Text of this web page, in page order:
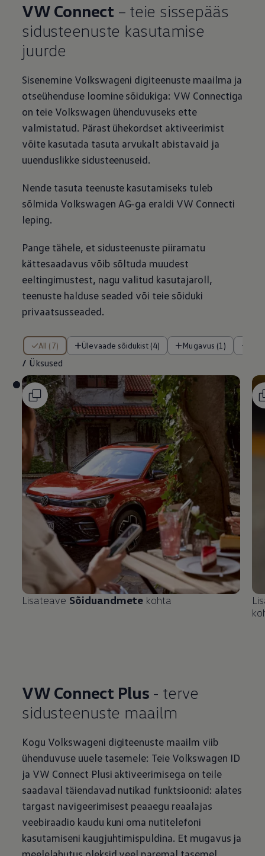
VW Connect – teie sissepääs
sidusteenuste kasutamise
juurde
Sisenemine Volkswageni digiteenuste maailma ja
otseühenduse loomine sõidukiga: VW Connectiga
on teie Volkswagen ühenduvuseks ette
valmistatud. Pärast ühekordset aktiveerimist
võite kasutada tasuta arvukalt abistavaid ja
uuenduslikke sidusteenuseid.
Nende tasuta teenuste kasutamiseks tuleb
sõlmida Volkswagen AG-ga eraldi VW Connecti
leping.
Pange tähele, et sidusteenuste piiramatu
kättesaadavus võib sõltuda muudest
eeltingimustest, nagu valitud kasutajaroll,
teenuste halduse seaded või teie sõiduki
privaatsusseaded.
All (7) Ülevaade sõidukist (4) Mugavus (1)
/ Üksused
/ Üksused
Lisateave Sõiduandmete kohta
VW Connect Plus - terve
sidusteenuste maailm
Kogu Volkswageni digiteenuste maailm viib
ühenduvuse uuele tasemele: Teie Volkswagen ID
ja VW Connect Plusi aktiveerimisega on teile
saadaval täiendavad nutikad funktsioonid: alates
targast navigeerimisest peaaegu reaalajas
veebiraadio kaudu kuni oma nutitelefoni
kasutamiseni kaugjuhtimispuldina. Et mugavus ja